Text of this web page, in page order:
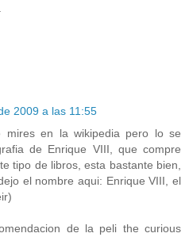
2009 a las 11:55
mires en la wikipedia pero lo se
de Enrique VIII, que compre
tipo de libros, esta bastante bien,
el nombre aqui: Enrique VIII, el
de la peli the curious